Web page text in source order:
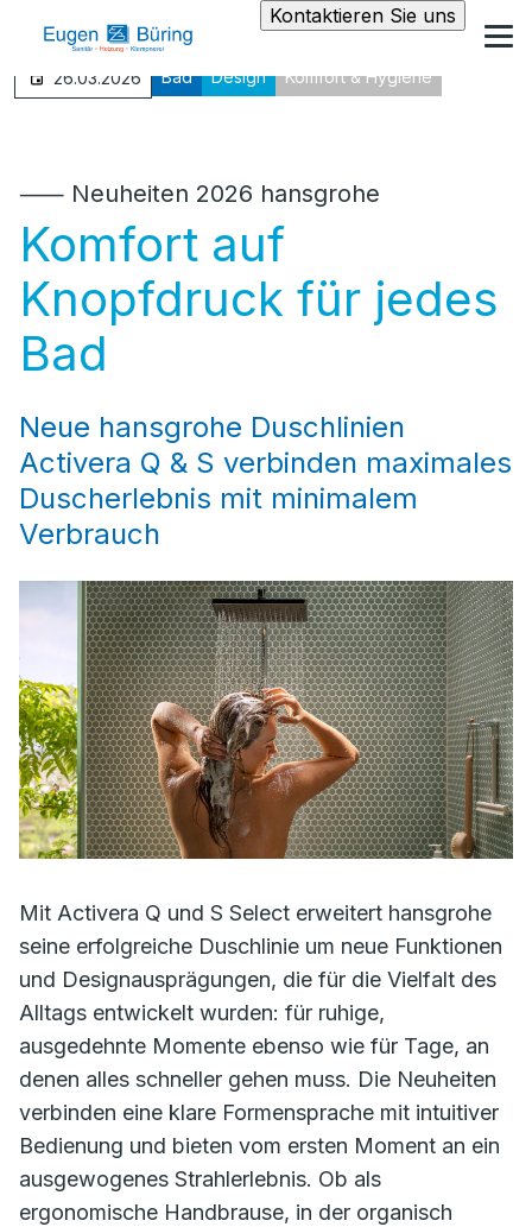
Kontaktieren Sie uns
26.03.2026 Bad Design Komfort & Hygiene
⸺ Neuheiten 2026 hansgrohe
Komfort auf
Knopfdruck für jedes
Bad
Neue hansgrohe Duschlinien
Activera Q & S verbinden maximales
Duscherlebnis mit minimalem
Verbrauch
Mit Activera Q und S Select erweitert hansgrohe
seine erfolgreiche Duschlinie um neue Funktionen
und Designausprägungen, die für die Vielfalt des
Alltags entwickelt wurden: für ruhige,
ausgedehnte Momente ebenso wie für Tage, an
denen alles schneller gehen muss. Die Neuheiten
verbinden eine klare Formensprache mit intuitiver
Bedienung und bieten vom ersten Moment an ein
ausgewogenes Strahlerlebnis. Ob als
ergonomische Handbrause, in der organisch